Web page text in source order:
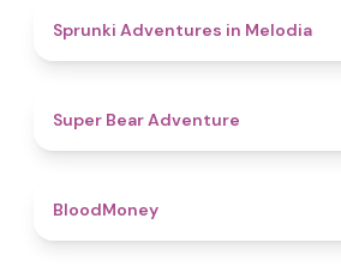
Sprunki Adventures in Melodia
Super Bear Adventure
BloodMoney